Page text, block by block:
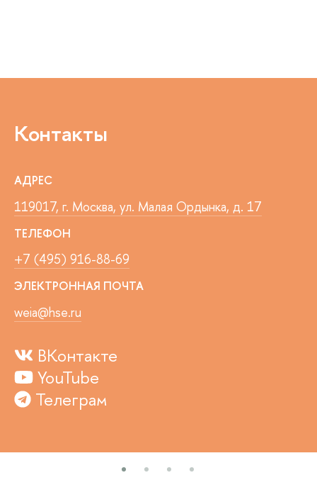
Контакты
АДРЕС
119017, г. Москва, ул. Малая Ордынка, д. 17
ТЕЛЕФОН
+7 (495) 916-88-69
ЭЛЕКТРОННАЯ ПОЧТА
weia@hse.ru
ВКонтакте
YouTube
Телеграм